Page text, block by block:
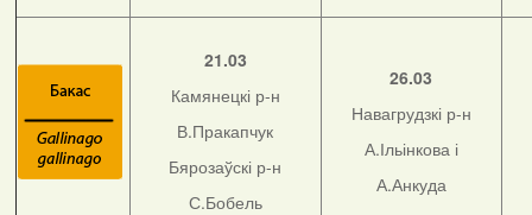
21.03
Камянецкі р-н
В.Пракапчук
Бярозаўскі р-н
С.Бобель
26.03
Навагрудзкі р-н
А.Ільінкова і
А.Анкуда